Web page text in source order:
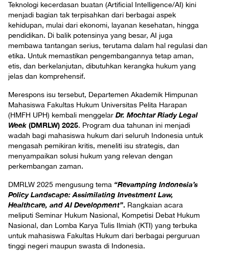
Teknologi kecerdasan buatan (Artificial Intelligence/AI) kini
menjadi bagian tak terpisahkan dari berbagai aspek
kehidupan, mulai dari ekonomi, layanan kesehatan, hingga
pendidikan. Di balik potensinya yang besar, AI juga
membawa tantangan serius, terutama dalam hal regulasi dan
etika. Untuk memastikan pengembangannya tetap aman,
etis, dan berkelanjutan, dibutuhkan kerangka hukum yang
jelas dan komprehensif.
Merespons isu tersebut, Departemen Akademik Himpunan
Mahasiswa Fakultas Hukum Universitas Pelita Harapan
(HMFH UPH) kembali menggelar Dr. Mochtar Riady Legal
Week (DMRLW) 2025. Program dua tahunan ini menjadi
wadah bagi mahasiswa hukum dari seluruh Indonesia untuk
mengasah pemikiran kritis, meneliti isu strategis, dan
menyampaikan solusi hukum yang relevan dengan
perkembangan zaman.
DMRLW 2025 mengusung tema “Revamping Indonesia’s
Policy Landscape: Assimilating Investment Law,
Healthcare, and AI Development”. Rangkaian acara
meliputi Seminar Hukum Nasional, Kompetisi Debat Hukum
Nasional, dan Lomba Karya Tulis Ilmiah (KTI) yang terbuka
untuk mahasiswa Fakultas Hukum dari berbagai perguruan
tinggi negeri maupun swasta di Indonesia.